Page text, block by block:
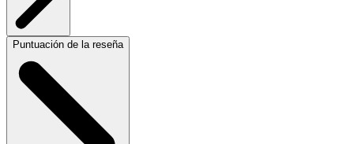
Puntuación de la reseña